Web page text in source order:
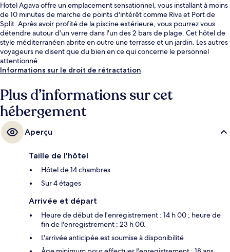
Hotel Agava offre un emplacement sensationnel, vous installant à moins
de 10 minutes de marche de points d'intérêt comme Riva et Port de
Split. Après avoir profité de la piscine extérieure, vous pourrez vous
détendre autour d'un verre dans l'un des 2 bars de plage. Cet hôtel de
style méditerranéen abrite en outre une terrasse et un jardin. Les autres
voyageurs ne disent que du bien en ce qui concerne le personnel
attentionné.
Informations sur le droit de rétractation
Plus d’informations sur cet
hébergement
Aperçu
Taille de l'hôtel
Hôtel de 14 chambres
Sur 4 étages
Arrivée et départ
Heure de début de l'enregistrement : 14 h 00 ; heure de
fin de l'enregistrement : 23 h 00.
L'arrivée anticipée est soumise à disponibilité